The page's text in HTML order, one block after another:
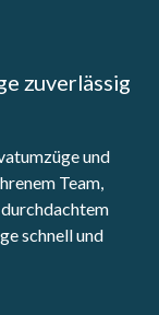
zuverlässig
und
Team,
schnell und